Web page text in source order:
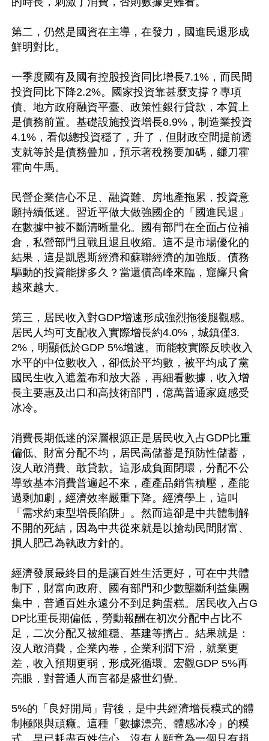
第二，仍然是國資在主導，在發力，國進民退形成
鮮明對比。
一季度國有及國有控股投資同比增長7.1%，而民間
投資同比下降2.2%。國家投資靠甚麼支撐？專項
債、地方政府融資平臺、政策性銀行貸款，本質上
是債務前置。基礎設施投資增長8.9%，制造業投資
4.1%，看似總投資穩了，升了，但財政空間提前透
支就等於是債務曡加，預示著稅務要加碼，鐮刀霍
霍向牛馬。
民營企業信心不足、融資難、房地產拖累，投資意
願持續低迷。習近平做大做強國企的「國進民退」
在數據中被不斷清晰量化。國有部門在全面占位補
倉，私營部門且戰且退且收縮。這不是市場優化的
結果，這是凱恩斯經濟和蘇聯經濟的加強版。債務
驅動的投資能撐多久？當還債高峰來臨，窟窿只會
越來越大。
第三，居民收入對GDP增速形成強烈拖後腿觀感。
居民人均可支配收入實際增長約4.0%，城鎮僅3.
2%，明顯低於GDP 5%增速。而能較實際反映收入
水平的中位數收入，卻低於平均數，被平均成了黨
國民生收入遮羞布和放大器，再細看數據，收入增
長主要惠及出口和高技術部門，億萬普通家庭感受
冰冷。
消費長期低迷的深層根源正是居民收入占GDP比重
偏低、財富分配不均，居民高儲蓄是預防性儲蓄，
沒人敢消費、敢貸款。這形成負面閉環，分配不公
導致基本消費普遍起不來，產產品銷售積壓，產能
過剩加劇，經濟效率嚴重下降。經濟學上，這叫
「需求約束型增長陷阱」。然而這卻是中共體制解
不開的死結，因為中共從來就是以搶劫民間財富、
損人肥己為執政方針的。
經濟發展最終目的是讓百姓生活更好，可在中共體
制下，財富向政府、國有部門和少數壟斷利益集團
集中，普通百姓永遠分不到足夠蛋糕。居民收入占G
DP比重長期偏低，勞動報酬在初次分配中占比不
足，二次分配又被維穩、基建等擠占。結果就是：
沒人敢消費，企業內卷，企業利潤下滑，就業更
差，收入預期更弱，形成死循環。宏觀GDP 5%再
亮眼，對普通人而言都是盛世幻覺。
5%的「良好開局」背後，是中共經濟增長糢式的體
制極限與頑癥。這種「數據漂亮、體感冰冷」的糢
式，早已耗盡百姓信心。沒有人願意為一個只有趙